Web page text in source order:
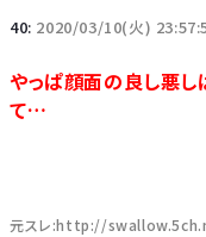
40: 2020/03/10(火)
やっぱ顔面の良し悪し
て…
元スレ:http://